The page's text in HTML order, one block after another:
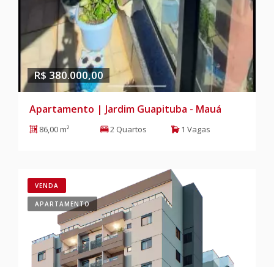
R$ 380.000,00
Apartamento | Jardim Guapituba - Mauá
86,00 m² 2 Quartos 1 Vagas
VENDA
APARTAMENTO